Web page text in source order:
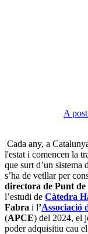
A
Cada any, a
l'estat i comencen la
que surt d’un sistema
s’ha de vetllar per
directora de Punt de
l’estudi de Càtedra
Fabra i l’Associació
(APCE) del 2024, el
poder adquisitiu cau